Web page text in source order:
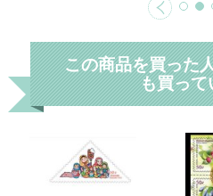
この商品を買った
も買って